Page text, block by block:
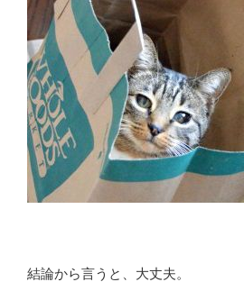
結論から言うと、大丈夫。